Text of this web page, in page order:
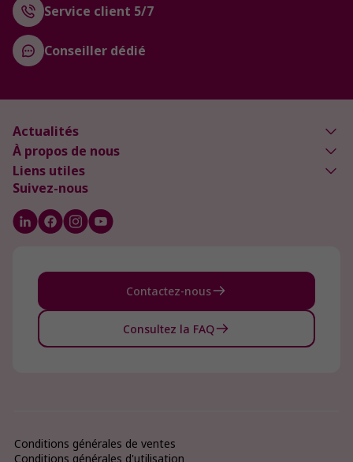
Service client 5/7
Conseiller dédié
Actualités
À propos de nous
Liens utiles
Suivez-nous
Contactez-nous
Consultez la FAQ
Conditions générales de ventes
Conditions générales d'utilisation